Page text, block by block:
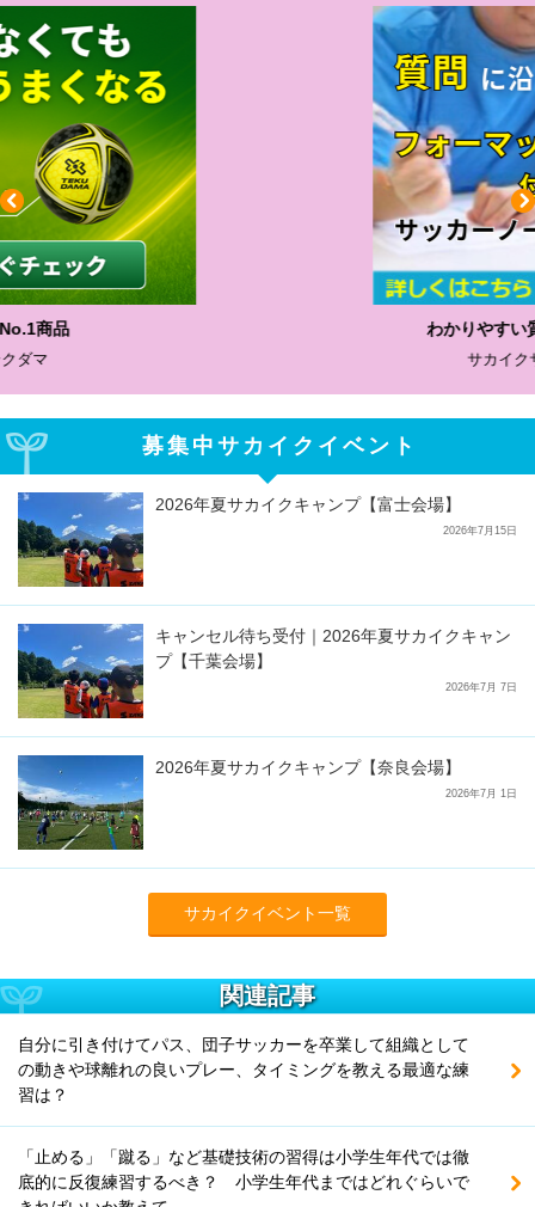
募集中サカイクイベント
2026年夏サカイクキャンプ【富士会場】
2026年7月15日
キャンセル待ち受付｜2026年夏サカイクキャン
プ【千葉会場】
2026年7月 7日
2026年夏サカイクキャンプ【奈良会場】
2026年7月 1日
サカイクイベント一覧
関連記事
自分に引き付けてパス、団子サッカーを卒業して組織として
の動きや球離れの良いプレー、タイミングを教える最適な練
習は？
「止める」「蹴る」など基礎技術の習得は小学生年代では徹
底的に反復練習するべき？ 小学生年代まではどれぐらいで